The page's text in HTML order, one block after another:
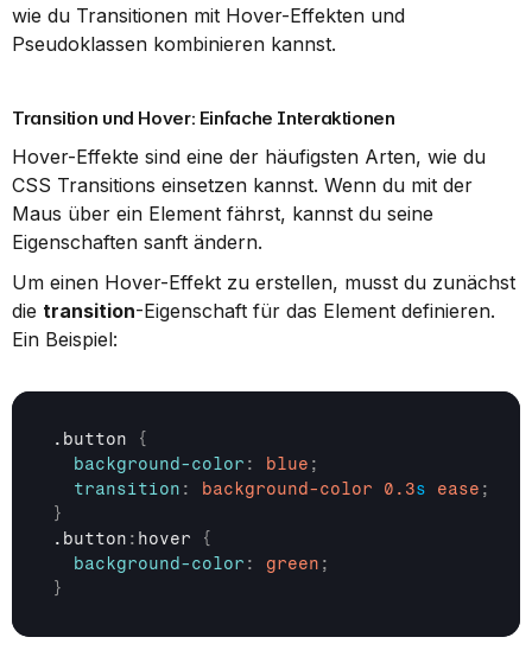
wie du Transitionen mit Hover-Effekten und
Pseudoklassen kombinieren kannst.
Transition und Hover: Einfache Interaktionen
Hover-Effekte sind eine der häufigsten Arten, wie du
CSS Transitions einsetzen kannst. Wenn du mit der
Maus über ein Element fährst, kannst du seine
Eigenschaften sanft ändern.
Um einen Hover-Effekt zu erstellen, musst du zunächst
die transition-Eigenschaft für das Element definieren.
Ein Beispiel:
.button
{
background-color : blue ;
transition : background-color 0.3s ease ;
}
.button : hover
{
background-color : green ;
}